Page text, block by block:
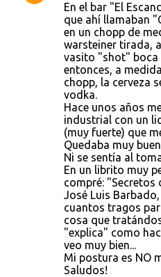
En el bar "El
que ahí llamaban
en un chopp de
warsteiner tirada,
vasito "shot" boca
entonces, a
chopp, la cerveza
vodka.
Hace unos años
industrial con un
(muy fuerte) que
Quedaba muy
Ni se sentía al
En un librito muy
compré: "Secretos
José Luis
cuantos tragos
cosa que
"explica" como
veo muy bien...
Mi postura es NO
Saludos!